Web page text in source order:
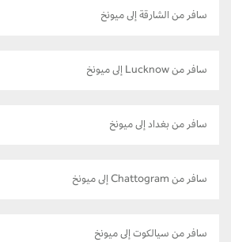
سافر من الشارقة إلى ميونخ
سافر من Lucknow إلى ميونخ
سافر من بغداد إلى ميونخ
سافر من Chattogram إلى ميونخ
سافر من سيالكوت إلى ميونخ